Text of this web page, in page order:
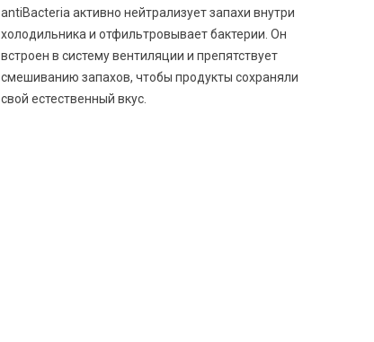
antiBacteria активно нейтрализует запахи внутри
холодильника и отфильтровывает бактерии. Он
встроен в систему вентиляции и препятствует
смешиванию запахов, чтобы продукты сохраняли
свой естественный вкус.